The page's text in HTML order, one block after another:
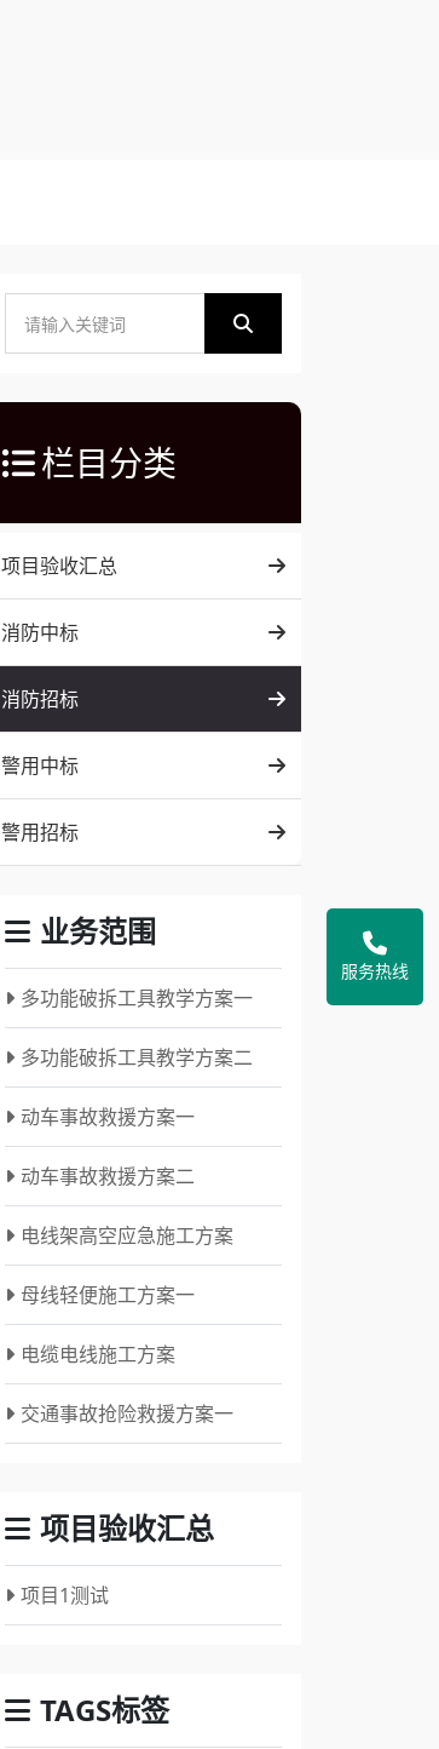
栏目分类
项目验收汇总
消防中标
消防招标
警用中标
警用招标
业务范围
多功能破拆工具教学方案一
多功能破拆工具教学方案二
动车事故救援方案一
动车事故救援方案二
电线架高空应急施工方案
母线轻便施工方案一
电缆电线施工方案
交通事故抢险救援方案一
项目验收汇总
项目1测试
TAGS标签
服务热线